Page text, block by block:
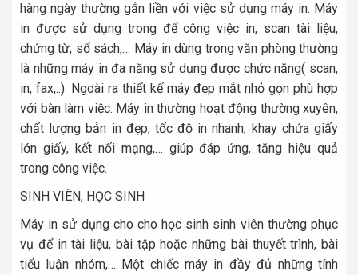
hàng ngày thường gắn liền với việc sử dụng máy in. Máy
in được sử dụng trong để công việc in, scan tài liệu,
chứng từ, sổ sách,… Máy in dùng trong văn phòng thường
là những máy in đa năng sử dụng được chức năng( scan,
in, fax,..). Ngoài ra thiết kế máy đẹp mắt nhỏ gọn phù hợp
với bàn làm việc. Máy in thường hoạt động thường xuyên,
chất lượng bản in đẹp, tốc độ in nhanh, khay chứa giấy
lớn giấy, kết nối mạng,… giúp đáp ứng, tăng hiệu quả
trong công việc.
SINH VIÊN, HỌC SINH
Máy in sử dụng cho cho học sinh sinh viên thường phục
vụ để in tài liệu, bài tập hoặc những bài thuyết trình, bài
tiểu luận nhóm,… Một chiếc máy in đầy đủ những tính